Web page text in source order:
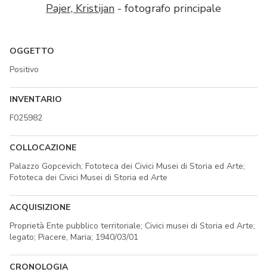
Pajer, Kristijan - fotografo principale
OGGETTO
Positivo
INVENTARIO
F025982
COLLOCAZIONE
Palazzo Gopcevich; Fototeca dei Civici Musei di Storia ed Arte;
Fototeca dei Civici Musei di Storia ed Arte
ACQUISIZIONE
Proprietà Ente pubblico territoriale; Civici musei di Storia ed Arte;
legato; Piacere, Maria; 1940/03/01
CRONOLOGIA